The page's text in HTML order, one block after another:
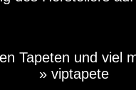
Tapeten und viel
» viptapete